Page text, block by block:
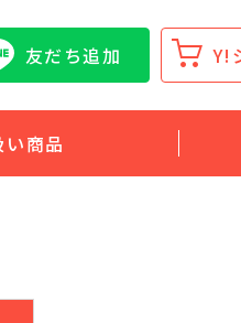
友だち追加 Y!
商品